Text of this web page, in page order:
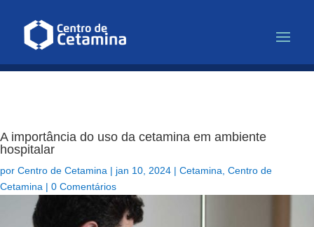
A importância do uso da cetamina em ambiente
hospitalar
por Centro de Cetamina | jan 10, 2024 | Cetamina Centro de
Cetamina | 0 Comentários